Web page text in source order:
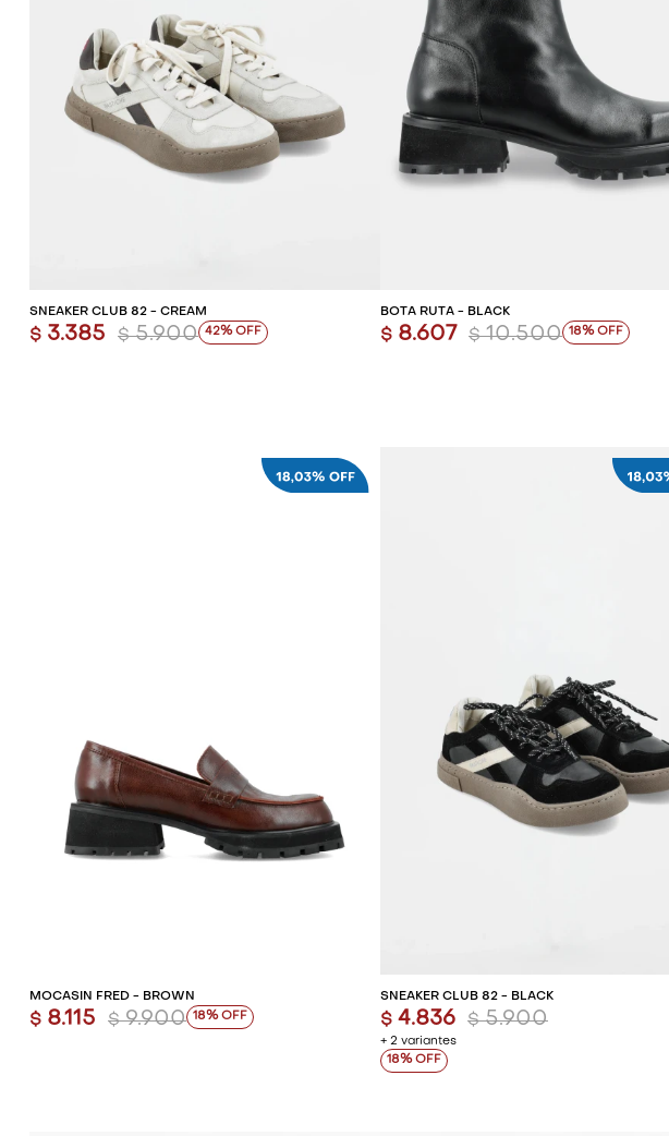
SNEAKER CLUB 82 - CREAM
$ 3.385 $ 5.900 42
BOTA RUTA - BLACK
$ 8.607 $ 10.500 18
MOCASÍN FRED - BROWN
$ 8.115 $ 9.900 18
SNEAKER CLUB 82 - BLACK
+ 2 variantes
$ 4.836 $ 5.900
18